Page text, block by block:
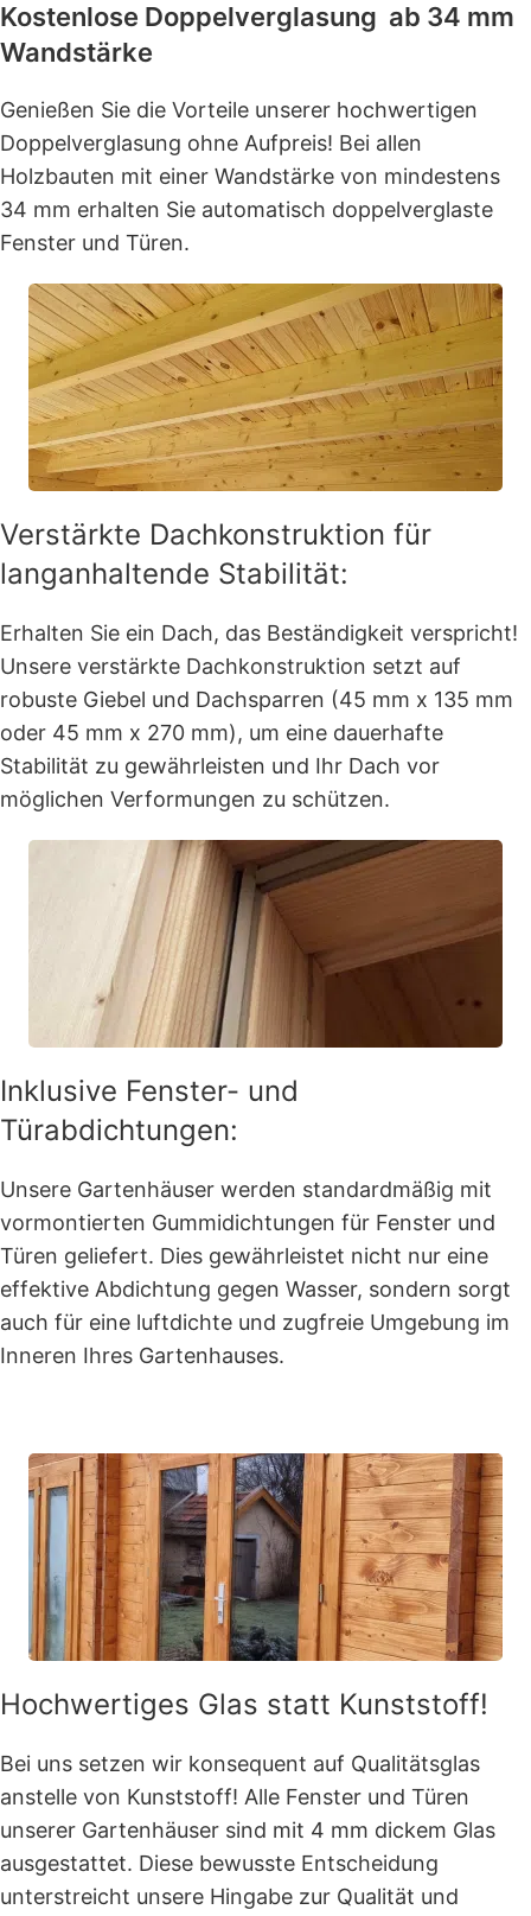
Kostenlose Doppelverglasung ab 34 mm
Wandstärke
Genießen Sie die Vorteile unserer hochwertigen
Doppelverglasung ohne Aufpreis! Bei allen
Holzbauten mit einer Wandstärke von mindestens
34 mm erhalten Sie automatisch doppelverglaste
Fenster und Türen.
Verstärkte Dachkonstruktion für
langanhaltende Stabilität:
Erhalten Sie ein Dach, das Beständigkeit verspricht!
Unsere verstärkte Dachkonstruktion setzt auf
robuste Giebel und Dachsparren (45 mm x 135 mm
oder 45 mm x 270 mm), um eine dauerhafte
Stabilität zu gewährleisten und Ihr Dach vor
möglichen Verformungen zu schützen.
Inklusive Fenster- und
Türabdichtungen:
Unsere Gartenhäuser werden standardmäßig mit
vormontierten Gummidichtungen für Fenster und
Türen geliefert. Dies gewährleistet nicht nur eine
effektive Abdichtung gegen Wasser, sondern sorgt
auch für eine luftdichte und zugfreie Umgebung im
Inneren Ihres Gartenhauses.
Hochwertiges Glas statt Kunststoff!
Bei uns setzen wir konsequent auf Qualitätsglas
anstelle von Kunststoff! Alle Fenster und Türen
unserer Gartenhäuser sind mit 4 mm dickem Glas
ausgestattet. Diese bewusste Entscheidung
unterstreicht unsere Hingabe zur Qualität und